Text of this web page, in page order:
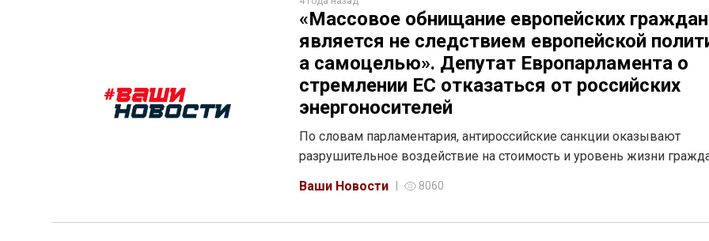
«Массовое обнищание европейских граждан
является не следствием европейской
а самоцелью». Депутат Европарламента о
стремлении ЕС отказаться от российских
энергоносителей
По словам парламентария, антироссийские санкции оказывают
разрушительное воздействие на стоимость и уровень жизни
Ваши Новости
8060